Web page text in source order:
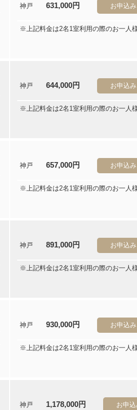
神戸 631,000円 お申込み
※上記料金は2名1室利用の際のお一人
神戸 644,000円 お申込み
※上記料金は2名1室利用の際のお一人
神戸 657,000円 お申込み
※上記料金は2名1室利用の際のお一人
神戸 891,000円 お申込み
※上記料金は2名1室利用の際のお一人
神戸 930,000円 お申込み
※上記料金は2名1室利用の際のお一人
神戸 1,178,000円 お申込